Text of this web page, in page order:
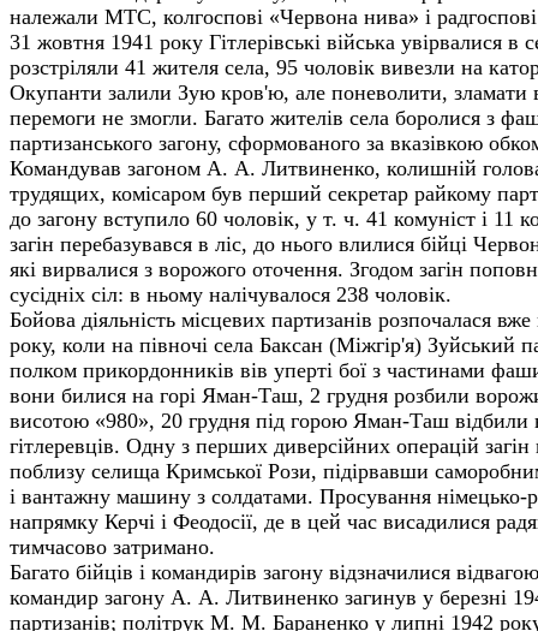
належали МТС, колгоспові «Червона нива» і
31 жовтня 1941 року Гітлерівські війська увірвалися в
розстріляли 41 жителя села, 95 чоловік вивезли на
Окупанти залили Зую кров'ю, але поневолити, зламати
перемоги не змогли. Багато жителів села боролися з
партизанського загону, сформованого за вказівкою
Командував загоном А. А. Литвиненко, колишній
трудящих, комісаром був перший секретар райкому
до загону вступило 60 чоловік, у т. ч. 41 комуніст і 11
загін перебазувався в ліс, до нього влилися бійці
які вирвалися з ворожого оточення. Згодом загін
сусідніх сіл: в ньому налічувалося 238 чоловік.
Бойова діяльність місцевих партизанів розпочалася
року, коли на півночі села Баксан (Міжгір'я) Зуйський
полком прикордонників вів уперті бої з частинами
вони билися на горі Яман-Таш, 2 грудня розбили
висотою «980», 20 грудня під горою Яман-Таш відбили
гітлеревців. Одну з перших диверсійних операцій
поблизу селища Кримської Рози, підірвавши
і вантажну машину з солдатами. Просування німецько-
напрямку Керчі і Феодосії, де в цей час висадилися
тимчасово затри­мано.
Багато бійців і командирів загону відзначилися
командир загону А. А. Литвиненко загинув у березні
партизанів; політрук М. М. Бараненко у липні 1942